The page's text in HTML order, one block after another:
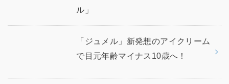
ル」
「ジュメル」新発想のアイクリーム
で目元年齢マイナス10歳へ！